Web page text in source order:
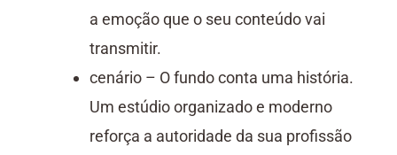
a emoção que o seu conteúdo vai
transmitir.
cenário – O fundo conta uma história.
Um estúdio organizado e moderno
reforça a autoridade da sua profissão